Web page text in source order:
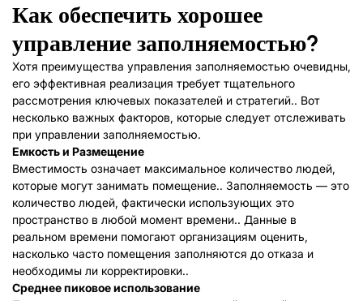
Как обеспечить хорошее
управление заполняемостью?
Хотя преимущества управления заполняемостью очевидны,
его эффективная реализация требует тщательного
рассмотрения ключевых показателей и стратегий.. Вот
несколько важных факторов, которые следует отслеживать
при управлении заполняемостью.
Емкостьи Размещение
Вместимость означает максимальное количество людей,
которые могут занимать помещение.. Заполняемость — это
количество людей, фактически использующих это
пространство в любой момент времени.. Данные в
реальном времени помогают организациям оценить,
насколько часто помещения заполняются до отказа и
необходимы ли корректировки..
Среднее пиковое использование